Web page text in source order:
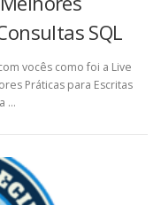
SQL
vocês como foi a Live
Práticas para Escritas
…